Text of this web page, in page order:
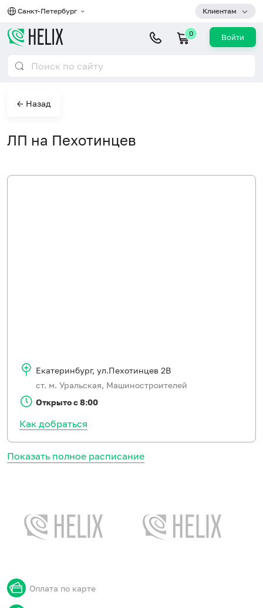
Санкт-Петербург Клиентам
0 Войти
← Назад
ЛП на Пехотинцев
Показать полное расписание
Оплата по карте
Екатеринбург, ул.Пехотинцев 2В
ст. м. Уральская, Машиностроителей
Открыто с 8:00
Как добраться